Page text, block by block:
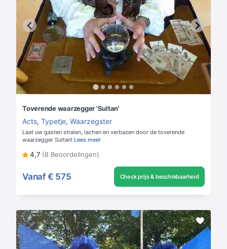
Toverende waarzegger 'Sultan'
Acts, Typetje, Waarzegster
Laat uw gasten stralen, lachen en verbazen door de toverende
waarzegger Sultan! Lees meer
4,7 (8 Beoordelingen)
Vanaf € 575 Check prijs & beschikbaarheid